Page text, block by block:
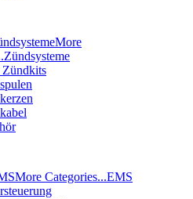
More
Zündsysteme
More Categories...EMS